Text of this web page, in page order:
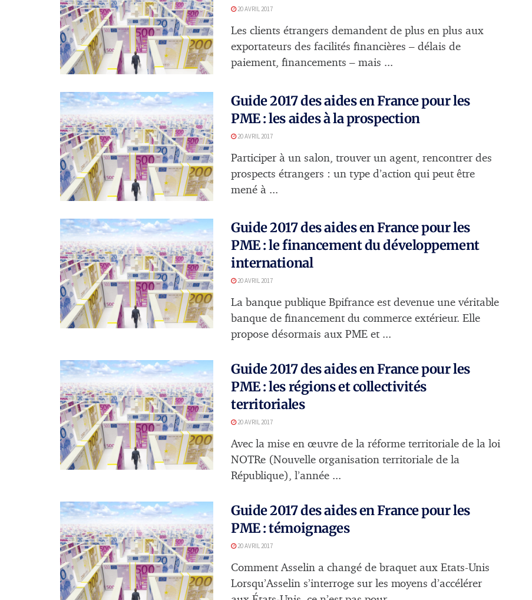
20 AVRIL 2017
Les clients étrangers demandent de plus en plus aux
exportateurs des facilités financières – délais de
paiement, financements – mais ...
Guide 2017 des aides en France pour les
PME : les aides à la prospection
20 AVRIL 2017
Participer à un salon, trouver un agent, rencontrer des
prospects étrangers : un type d’action qui peut être
mené à ...
Guide 2017 des aides en France pour les
PME : le financement du développement
international
20 AVRIL 2017
La banque publique Bpifrance est devenue une véritable
banque de financement du commerce extérieur. Elle
propose désormais aux PME et ...
Guide 2017 des aides en France pour les
PME : les régions et collectivités
territoriales
20 AVRIL 2017
Avec la mise en œuvre de la réforme territoriale de la loi
NOTRe (Nouvelle organisation territoriale de la
République), l’année ...
Guide 2017 des aides en France pour les
PME : témoignages
20 AVRIL 2017
Comment Asselin a changé de braquet aux Etats-Unis
Lorsqu’Asselin s’interroge sur les moyens d’accélérer